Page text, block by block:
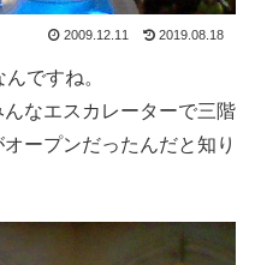
2009.12.11 2019.08.18
ですね。
なエスカレーターで三階
ープンだったんだと知り